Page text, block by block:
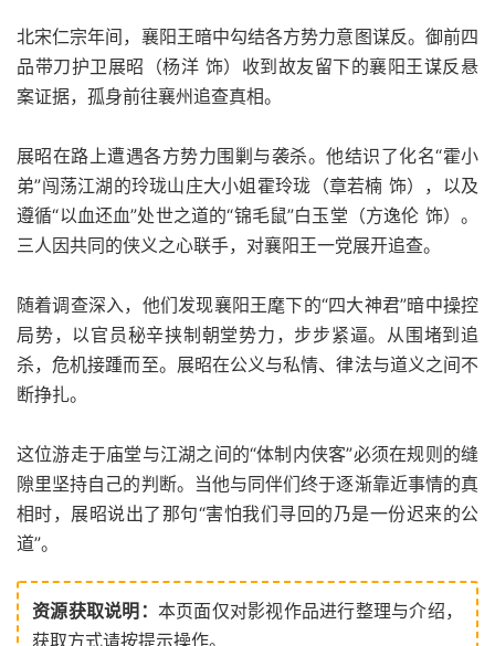
北宋仁宗年间，襄阳王暗中勾结各方势力意图谋反。御前四
品带刀护卫展昭（杨洋 饰）收到故友留下的襄阳王谋反悬
案证据，孤身前往襄州追查真相。
展昭在路上遭遇各方势力围剿与袭杀。他结识了化名“霍小
弟”闯荡江湖的玲珑山庄大小姐霍玲珑（章若楠 饰），以及
遵循“以血还血”处世之道的“锦毛鼠”白玉堂（方逸伦 饰）。
三人因共同的侠义之心联手，对襄阳王一党展开追查。
随着调查深入，他们发现襄阳王麾下的“四大神君”暗中操控
局势，以官员秘辛挟制朝堂势力，步步紧逼。从围堵到追
杀，危机接踵而至。展昭在公义与私情、律法与道义之间不
断挣扎。
这位游走于庙堂与江湖之间的“体制内侠客”必须在规则的缝
隙里坚持自己的判断。当他与同伴们终于逐渐靠近事情的真
相时，展昭说出了那句“害怕我们寻回的乃是一份迟来的公
道”。
资源获取说明： 本页面仅对影视作品进行整理与介绍，
获取方式请按提示操作。